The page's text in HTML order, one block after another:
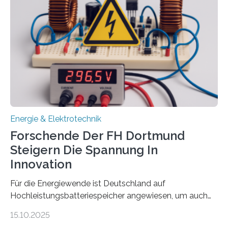
Gesamtsumme von mehr als zwei Millionen Euro.
Damit zählt die Hochschule zu den großen
Gewinnerinnen der aktuellen Förderrunde des
Bayerischen Wissenschaftsministeriums. Im
Mittelpunkt steht der direkte Wissenstransfer: Neue
wissenschaftliche Erkenntnisse sollen rasch in die
Energie & Elektrotechnik
Forschende Der FH Dortmund
Steigern Die Spannung In
Innovation
Für die Energiewende ist Deutschland auf
Hochleistungsbatteriespeicher angewiesen, um auch
Doch mit der immensen Zahl einzelner Batteriezellen,
15.10.2025